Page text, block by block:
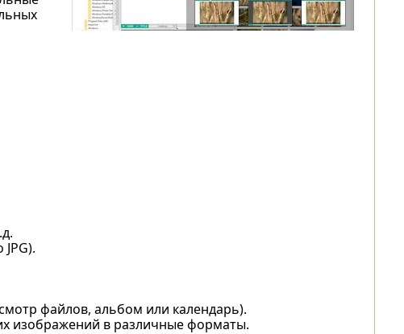
файлов, альбом или календарь).
изображений в различные форматы.